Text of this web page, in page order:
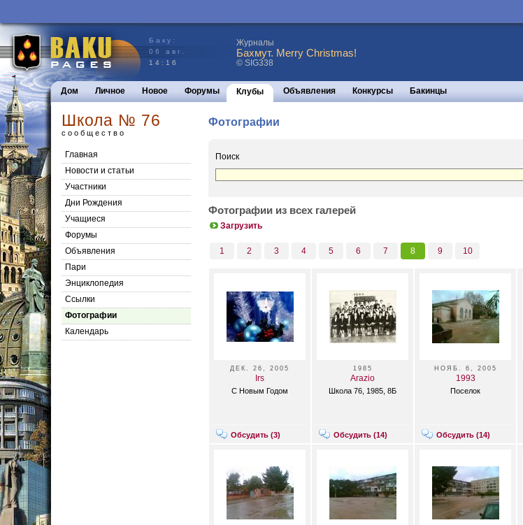
Баку:
06 авг.
14:16
Журналы
Бахмут. Merry Christmas!
© SIG338
Дом Личное Новое Форумы Клубы Объявления Конкурсы Бакинцы
Школа № 76
сообщество
Главная
Новости и статьи
Участники
Дни Рождения
Учащиеся
Форумы
Объявления
Пари
Энциклопедия
Cсылки
Фотографии
Календарь
Фотографии
Поиск
Фотографии из всех галерей
Загрузить
1 2 3 4 5 6 7 8 9 10
ДЕК. 26, 2005
Irs
С Новым Годом
Обсудить (3)
1985
Arazio
Школа 76, 1985, 8Б
Обсудить (14)
НОЯБ. 6, 2005
1993
Поселок
Обсудить (14)